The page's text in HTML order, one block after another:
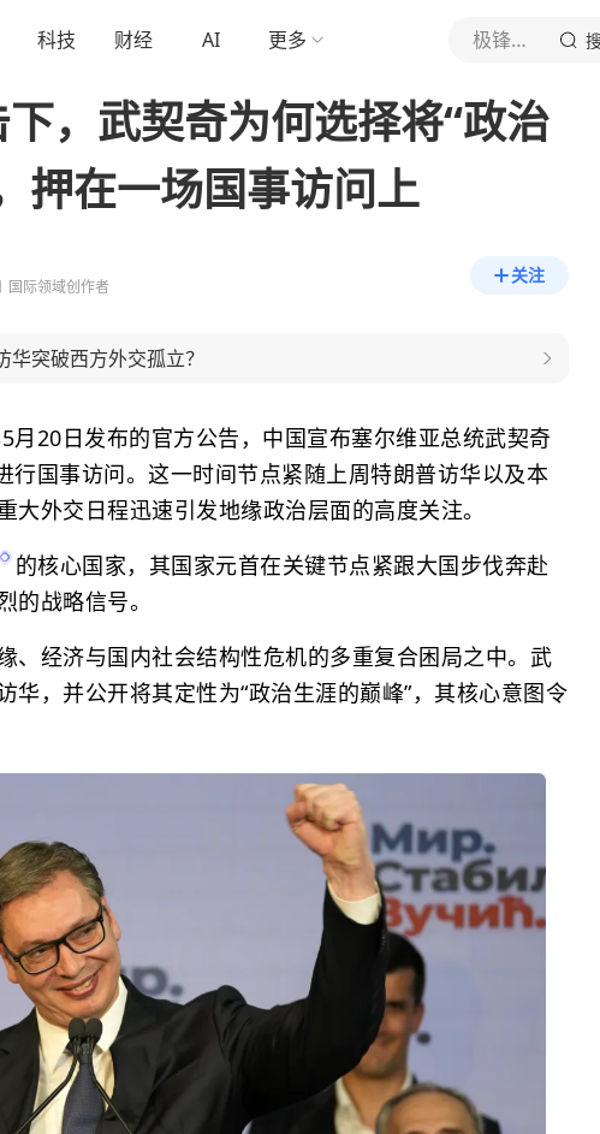
科技 财经 AI 更多 极锋坐标
，武契奇为何选择将“政治
押在一场国事访问上
国际领域创作者
关注
突破西方外交孤立？
月20日发布的官方公告，中国宣布塞尔维亚总统武契奇
行国事访问。这一时间节点紧随上周特朗普访华以及本
大外交日程迅速引发地缘政治层面的高度关注。
的核心国家，其国家元首在关键节点紧跟大国步伐奔赴
的战略信号。
、经济与国内社会结构性危机的多重复合困局之中。武
华，并公开将其定性为“政治生涯的巅峰”， 其核心意图令